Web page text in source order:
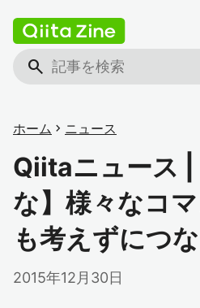
search
ホーム chevron_right ニュース
Qiitaニュース |
な】様々なコ
も考えずにつ
2015年12月30日